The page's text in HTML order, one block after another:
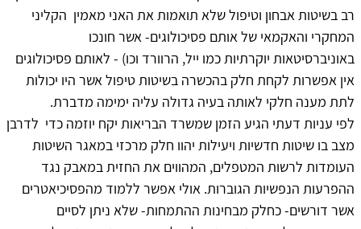
רב בשיטות אבחון וטיפול שלא תואמות את האני מאמין הקליני
המחקרי והאקמאי של אותם פסיכולוגים- אשר חונכו
באוניברסיטאות יוקרתיות כמו ייל, הרוורד וכו) - לאותם פסיכולוגים
אין אפשרות לקחת חלק בהכשרה בשיטות טיפול אשר היו יכולות
לתת מענה חלקי לאותה בעיה גדולה עליה ימימה מדברת.
לפי עניות דעתי הגיע הזמן שמשרד הבריאות יקח יוזמה כדי לדרבן
מצב בו שיטות חדשיות ויעילות יהוו חלק מרכזי במאגר השיטות
העומדות לרשות המטפלים, המהווים את החזית במאבק נגד
ההפרעות הנפשיות הגוברות. אולי אפשר ללמוד מהפסיכיאטרים
אשר דורשים- כחלק מבחינות ההתמחות- שלא ניתן לסיים